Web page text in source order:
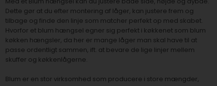
Dette gør at du efter montering af låger, kan justere frem og
tilbage og finde den linje som matcher perfekt op med skabet.
Hvorfor et blum hængsel egner sig perfekt i køkkenet som blum
køkken hængsler, da her er mange låger man skal have til at
passe ordentligt sammen, ift. at bevare de lige linjer mellem
skuffer og køkkenlågerne.
Blum er en stor virksomhed som producere i store mængder,